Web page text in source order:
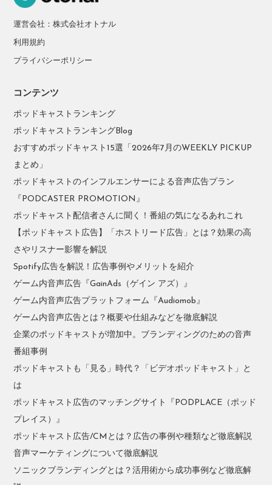
運営会社：株式会社オトナル
利用規約
プライバシーポリシー
コンテンツ
ポッドキャストランキング
ポッドキャストランキングBlog
おすすめポッドキャスト15選「2026年7月のWEEKLY PICKUP
まとめ」
ポッドキャストのインフルエンサーによる音声広告プラン
『PODCASTER PROMOTION』
ポッドキャスト配信者さんに聞く！番組の気になるあれこれ
【ポッドキャスト広告】「ホストリード広告」とは？効果の高
さやリスナー影響を解説
Spotify広告を解説！広告事例やメリットを紹介
ゲーム内音声広告『GainAds（ゲイン アズ）』
ゲーム内音声広告プラットフォーム『Audiomob』
ゲーム内音声広告とは？概要や仕組みなどを徹底解説
企業のポッドキャストが増加中。ブランディングのための音声
番組事例
ポッドキャストも「見る」時代？「ビデオポッドキャスト」と
は
ポッドキャスト広告のマッチングサイト『PODPLACE（ポッド
プレイス）』
ポッドキャスト広告/CMとは？広告の事例や種類など徹底解説
音声マーケティングについて徹底解説
ソニックブランディングとは？活用術から成功事例など徹底解